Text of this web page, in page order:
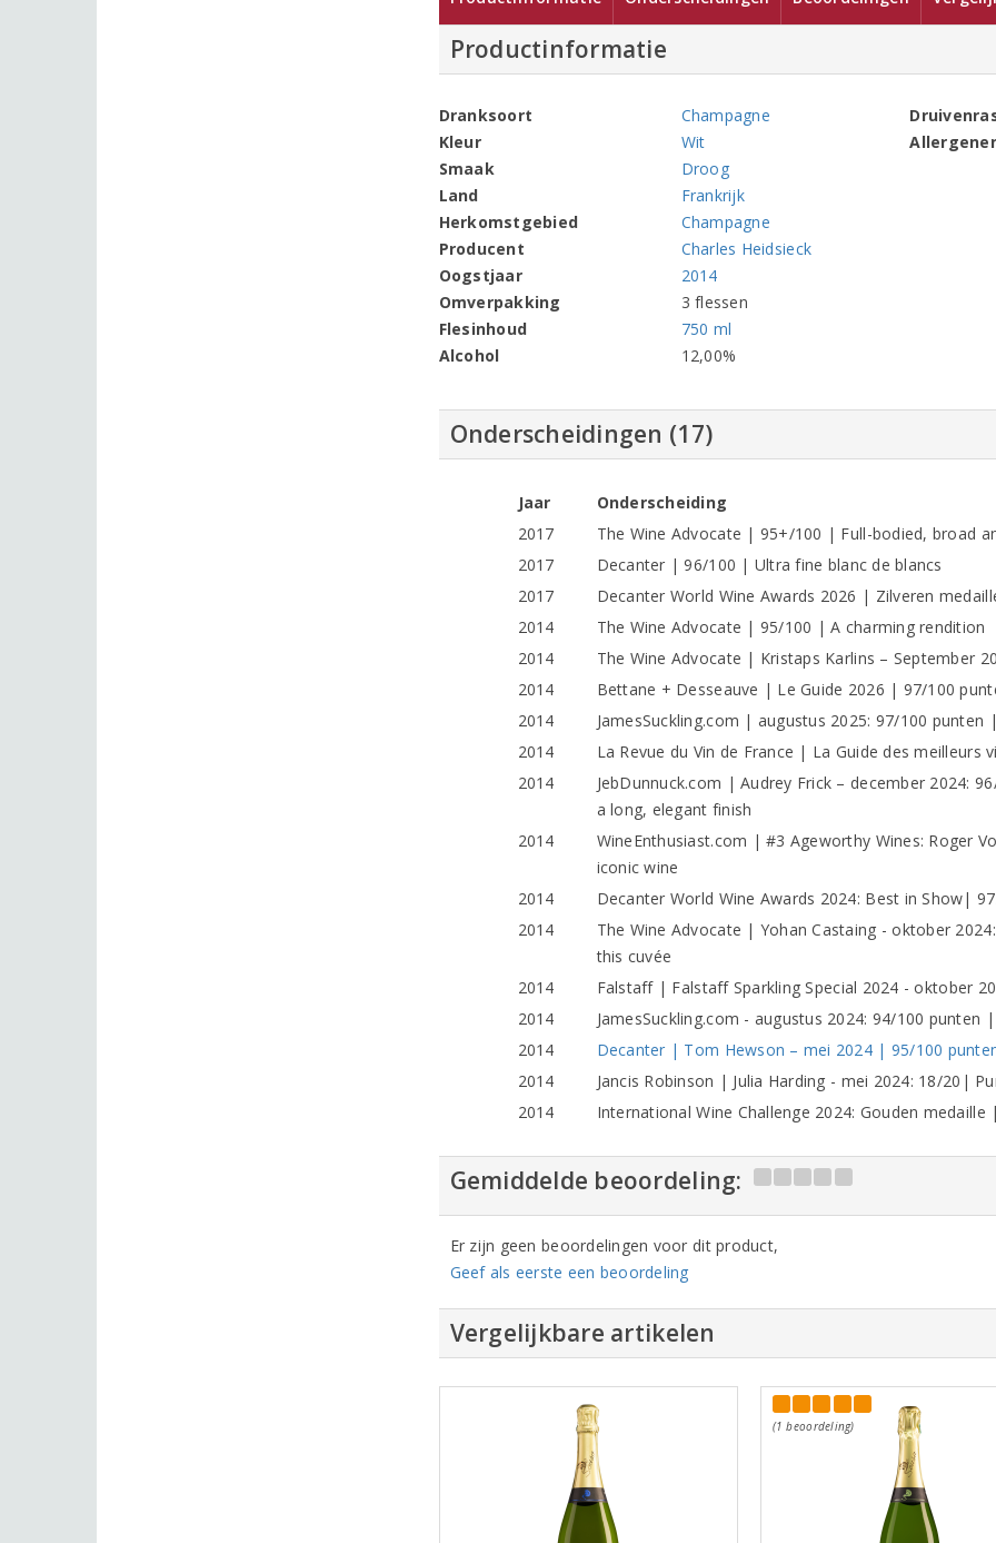
Productinformatie
Dranksoort
Champagne
Kleur
Wit
Smaak
Droog
Land
Frankrijk
Herkomstgebied
Champagne
Producent
Charles Heidsieck
Oogstjaar
2014
Omverpakking
3 flessen
Flesinhoud
750 ml
Alcohol
12,00%
Onderscheidingen (17)
Jaar
Onderscheiding
2017
The Wine Advocate | 95+/100 | Full-bodied, broad
2017
Decanter | 96/100 | Ultra fine blanc de blancs
2017
Decanter World Wine Awards 2026 | Zilveren
2014
The Wine Advocate | 95/100 | A charming rendition
2014
The Wine Advocate | Kristaps Karlins – September
2014
Bettane + Desseauve | Le Guide 2026 | 97/100
2014
JamesSuckling.com | augustus 2025: 97/100 punten
2014
La Revue du Vin de France | La Guide des meilleurs
2014
JebDunnuck.com | Audrey Frick – december 2024:
a long, elegant finish
2014
WineEnthusiast.com | #3 Ageworthy Wines: Roger
iconic wine
2014
Decanter World Wine Awards 2024: Best in Show|
2014
The Wine Advocate | Yohan Castaing - oktober
this cuvée
2014
Falstaff | Falstaff Sparkling Special 2024 - oktober
2014
JamesSuckling.com - augustus 2024: 94/100 punten
2014
Decanter | Tom Hewson – mei 2024 | 95/100
2014
Jancis Robinson | Julia Harding - mei 2024: 18/20|
2014
International Wine Challenge 2024: Gouden
Gemiddelde beoordeling:
Er zijn geen beoordelingen voor dit product,
Geef als eerste een beoordeling
Vergelijkbare artikelen
(1 beoordeling)